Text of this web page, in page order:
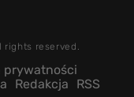
rights reserved.
prywatności
Redakcja RSS